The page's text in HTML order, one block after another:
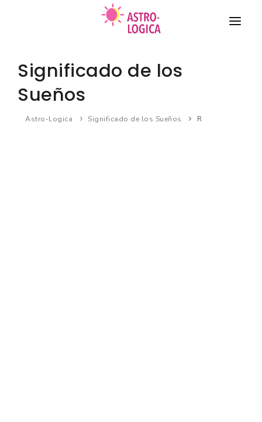
COMPATIBILIDAD DE PAREJA
Significado de los
Sueños
Astro-Logica Significado de los Sueños R